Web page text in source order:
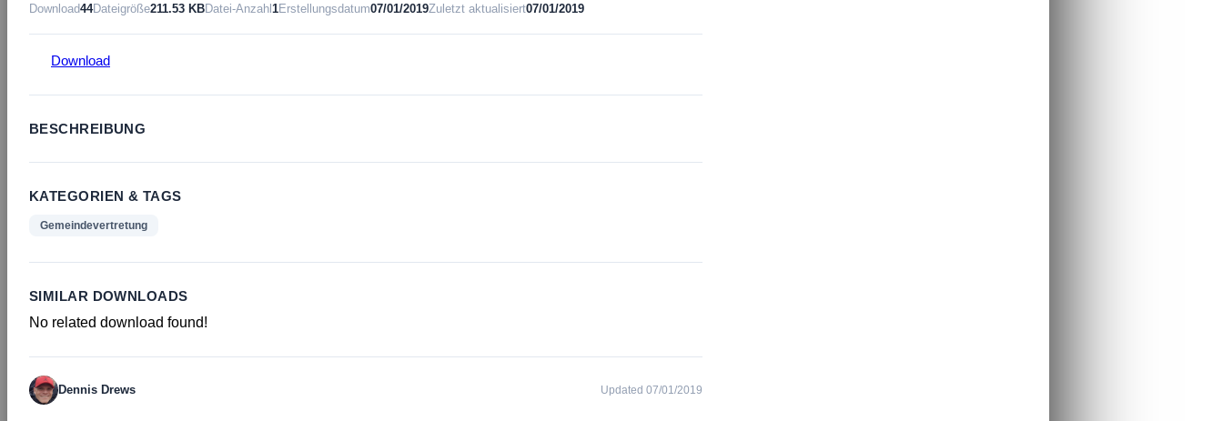
Download44Dateigröße211.53 KBDatei-Anzahl 1Erstellungsdatum07/01/2019Zuletzt aktualisiert07/01/2019
Download
BESCHREIBUNG
KATEGORIEN & TAGS
Gemeindevertretung
SIMILAR DOWNLOADS
No related download found!
Dennis Drews Updated 07/01/2019